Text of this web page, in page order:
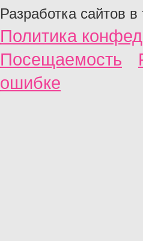
Разработка сайтов в
Политика
Посещаемость
ошибке